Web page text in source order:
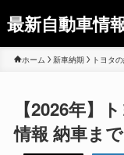
最新自動車情
ホーム 新車納期 トヨタ
【2026年】
情報 納車ま